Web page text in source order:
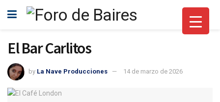
El Bar Carlitos
by La Nave Producciones 14 de marzo de 2026